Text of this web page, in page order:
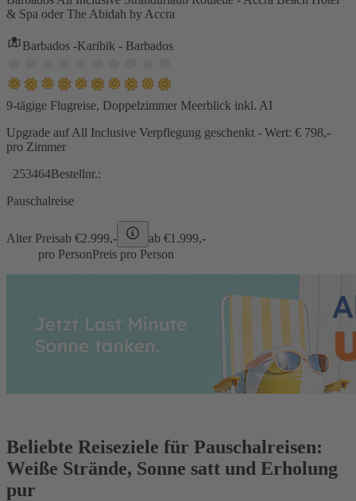
& Spa oder The Abidah by Accra
Barbados -Karibik - Barbados
9-tägige Flugreise, Doppelzimmer Meerblick inkl. AI
Upgrade auf All Inclusive Verpflegung geschenkt - Wert: € 798,-
pro Zimmer
253464Bestellnr.:
Pauschalreise
Alter Preisab €2.999,- ab €1.999,-
pro PersonPreis pro Person
Beliebte Reiseziele für Pauschalreisen:
Weiße Strände, Sonne satt und Erholung
pur